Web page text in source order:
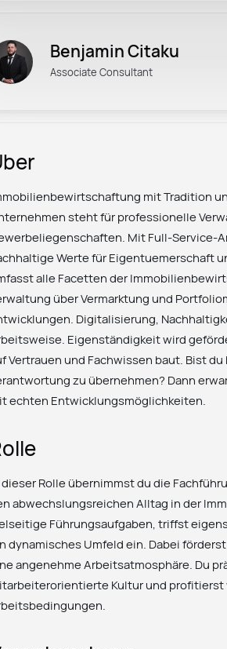
Benjamin Citaku
Associate Consultant
mit Tradition
steht für professionelle
Mit Full-Service-
Werte für Eigentuemerschaft
alle Facetten der
über Vermarktung und
Digitalisierung,
Eigenständigkeit wird
Vertrauen und Fachwissen baut. Bist
zu übernehmen? Dann
echten Entwicklungsmöglichkeiten.
dieser Rolle übernimmst du die
abwechslungsreichen Alltag in der
Führungsaufgaben, triffst
dynamisches Umfeld ein. Dabei
angenehme Arbeitsatmosphäre. Du
Kultur und